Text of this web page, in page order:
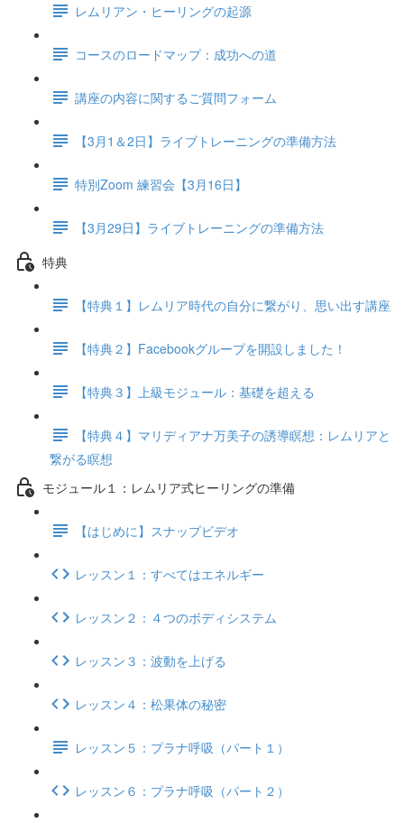
レムリアン・ヒーリングの起源
コースのロードマップ：成功への道
講座の内容に関するご質問フォーム
【3月1＆2日】ライブトレーニングの準備方法
特別Zoom 練習会【3月16日】
【3月29日】ライブトレーニングの準備方法
特典
【特典１】レムリア時代の自分に繋がり、思い出す講座
【特典２】Facebookグループを開設しました！
【特典３】上級モジュール：基礎を超える
【特典４】マリディアナ万美子の誘導瞑想：レムリアと
繋がる瞑想
モジュール１：レムリア式ヒーリングの準備
【はじめに】スナップビデオ
レッスン１：すべてはエネルギー
レッスン２：４つのボディシステム
レッスン３：波動を上げる
レッスン４：松果体の秘密
レッスン５：プラナ呼吸（パート１）
レッスン６：プラナ呼吸（パート２）